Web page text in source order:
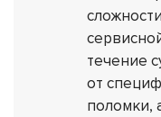
течение
от
поломки,